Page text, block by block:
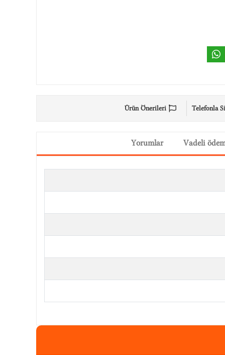
Telefonla
Ürün Önerileri
Vadeli
Yorumlar